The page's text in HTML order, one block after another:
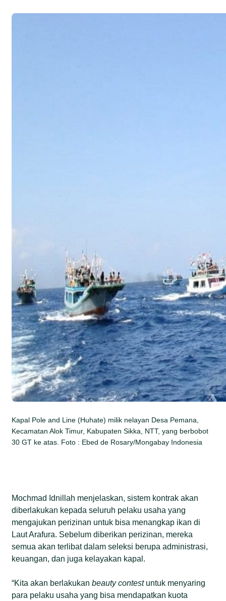
Kapal Pole and Line (Huhate) milik nelayan Desa Pemana,
Kecamatan Alok Timur, Kabupaten Sikka, NTT, yang berbobot
30 GT ke atas. Foto : Ebed de Rosary/Mongabay Indonesia
Mochmad Idnillah menjelaskan, sistem kontrak akan
diberlakukan kepada seluruh pelaku usaha yang
mengajukan perizinan untuk bisa menangkap ikan di
Laut Arafura. Sebelum diberikan perizinan, mereka
semua akan terlibat dalam seleksi berupa administrasi,
keuangan, dan juga kelayakan kapal.
“Kita akan berlakukanbeauty contestuntuk menyaring
para pelaku usaha yang bisa mendapatkan kuota